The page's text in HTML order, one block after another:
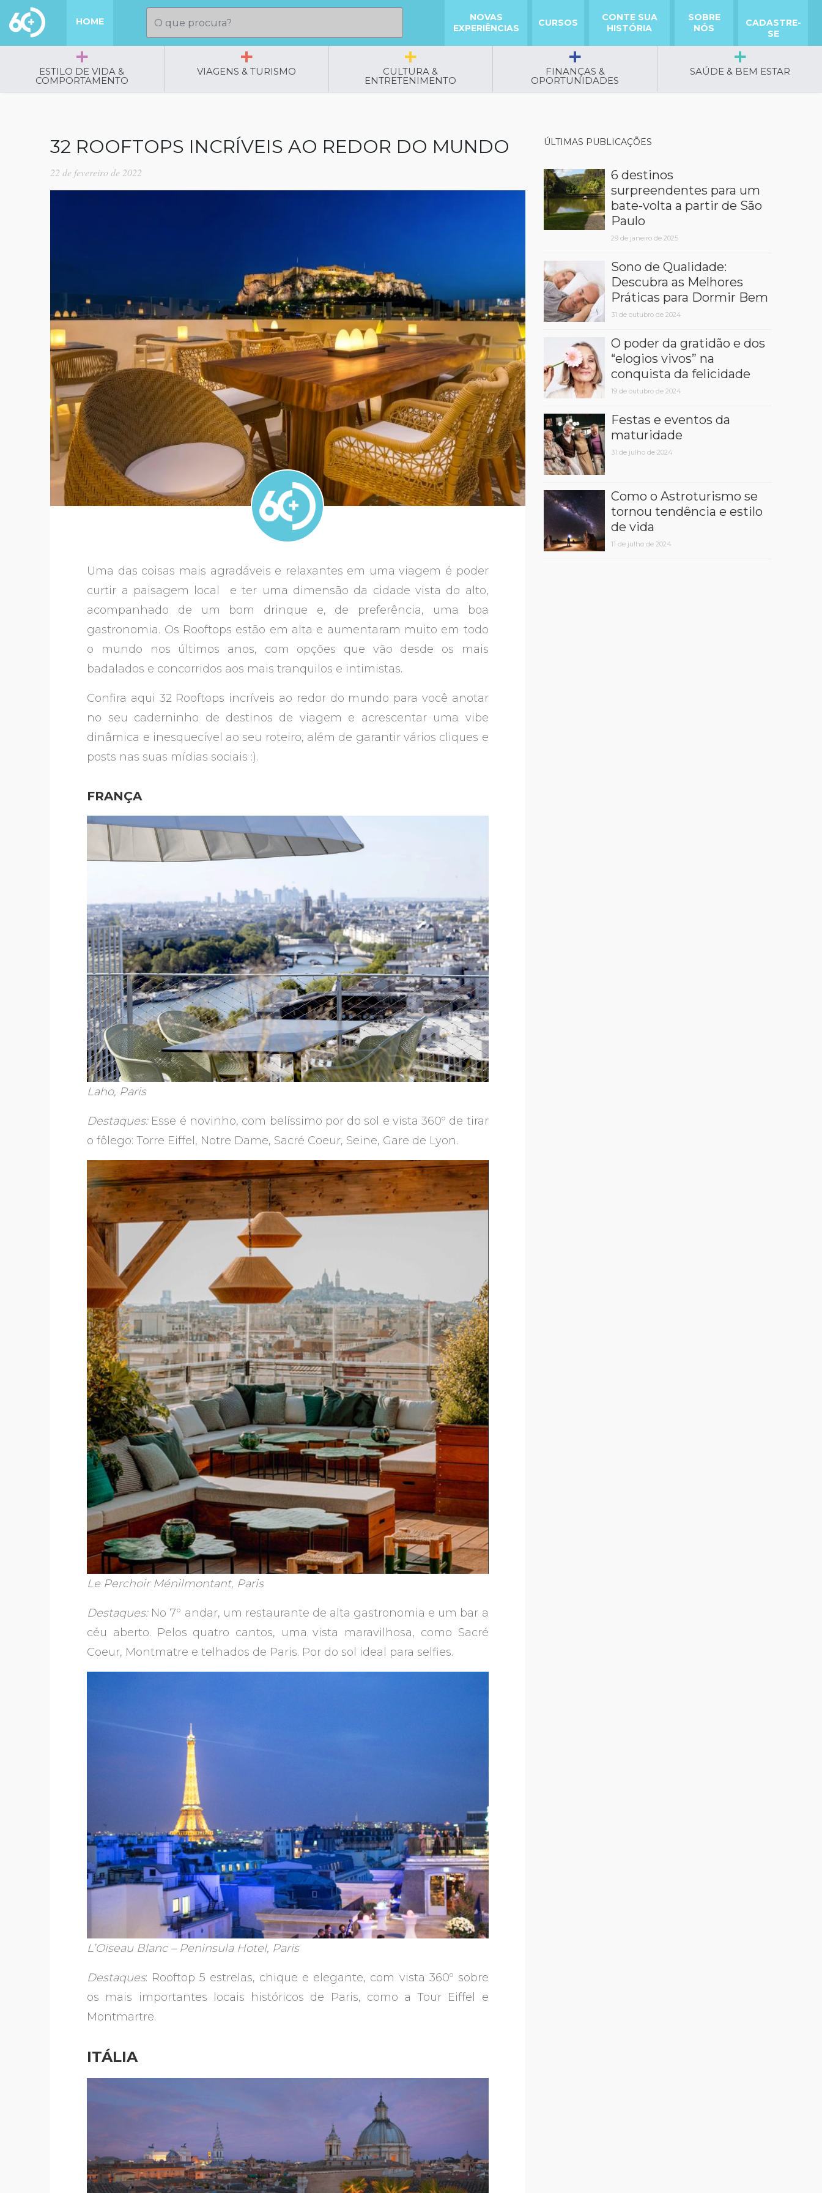
HOME
NOVAS
EXPERIÊNCIAS
CURSOS
CONTE SUA
HISTÓRIA
SOBRE
NÓS
CADASTRE-
SE
ESTILO DE VIDA &
COMPORTAMENTO
VIAGENS & TURISMO CULTURA &
ENTRETENIMENTO
FINANÇAS &
OPORTUNIDADES
SAÚDE & BEM ESTAR
32 ROOFTOPS INCRÍVEIS AO REDOR DO MUNDO
22 de fevereiro de 2022
Uma das coisas mais agradáveis e relaxantes em uma viagem é poder
curtir a paisagem local e ter uma dimensão da cidade vista do alto,
acompanhado de um bom drinque e, de preferência, uma boa
gastronomia. Os Rooftops estão em alta e aumentaram muito em todo
o mundo nos últimos anos, com opções que vão desde os mais
badalados e concorridos aos mais tranquilos e intimistas.
Confira aqui 32 Rooftops incríveis ao redor do mundo para você anotar
no seu caderninho de destinos de viagem e acrescentar uma vibe
dinâmica e inesquecível ao seu roteiro, além de garantir vários cliques e
posts nas suas mídias sociais :).
FRANÇA
Laho, Paris
Destaques:Esse é novinho, com belíssimo por do sol e vista 360º de tirar
o fôlego: Torre Eiffel, Notre Dame, Sacré Coeur, Seine, Gare de Lyon.
Le Perchoir Ménilmontant, Paris
Destaques:No 7º andar, um restaurante de alta gastronomia e um bar a
céu aberto. Pelos quatro cantos, uma vista maravilhosa, como Sacré
Coeur, Montmatre e telhados de Paris. Por do sol ideal para selfies.
L’Oiseau Blanc – Peninsula Hotel, Paris
Destaques: Rooftop 5 estrelas, chique e elegante, com vista 360º sobre
os mais importantes locais históricos de Paris, como a Tour Eiffel e
Montmartre.
ITÁLIA
ÚLTIMAS PUBLICAÇÕES
6 destinos
surpreendentes para um
bate-volta a partir de São
Paulo
29 de janeiro de 2025
Sono de Qualidade:
Descubra as Melhores
Práticas para Dormir Bem
31 de outubro de 2024
O poder da gratidão e dos
“elogios vivos” na
conquista da felicidade
19 de outubro de 2024
Festas e eventos da
maturidade
31 de julho de 2024
Como o Astroturismo se
tornou tendência e estilo
de vida
11 de julho de 2024